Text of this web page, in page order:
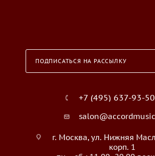
ПОДПИСАТЬСЯ НА РАССЫЛКУ
+7 (495) 637-93-50
г. Москва, ул. Нижняя
корп. 1